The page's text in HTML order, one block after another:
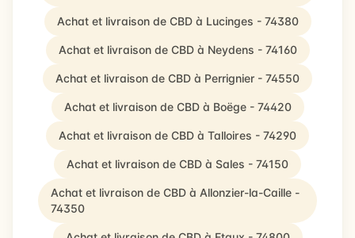
Achat et livraison de CBD à Lucinges - 74380
Achat et livraison de CBD à Neydens - 74160
Achat et livraison de CBD à Perrignier - 74550
Achat et livraison de CBD à Boëge - 74420
Achat et livraison de CBD à Talloires - 74290
Achat et livraison de CBD à Sales - 74150
Achat et livraison de CBD à Allonzier-la-Caille -
74350